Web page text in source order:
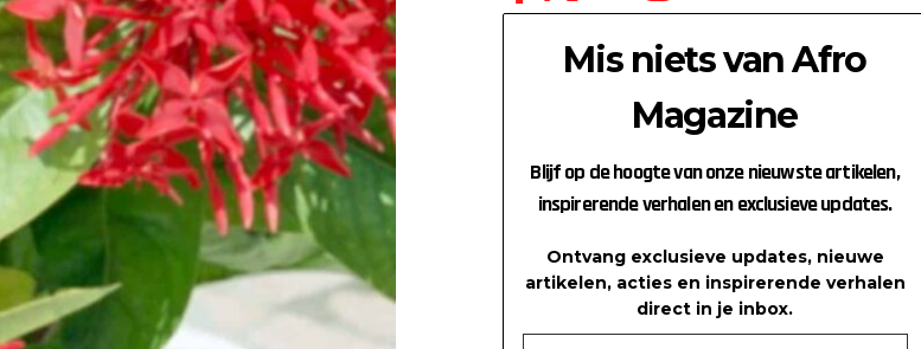
Mis niets van Afro
Magazine
Blijf op de hoogte van onze nieuwste artikelen,
inspirerende verhalen en exclusieve updates.
Ontvang exclusieve updates, nieuwe
artikelen, acties en inspirerende verhalen
direct in je inbox.